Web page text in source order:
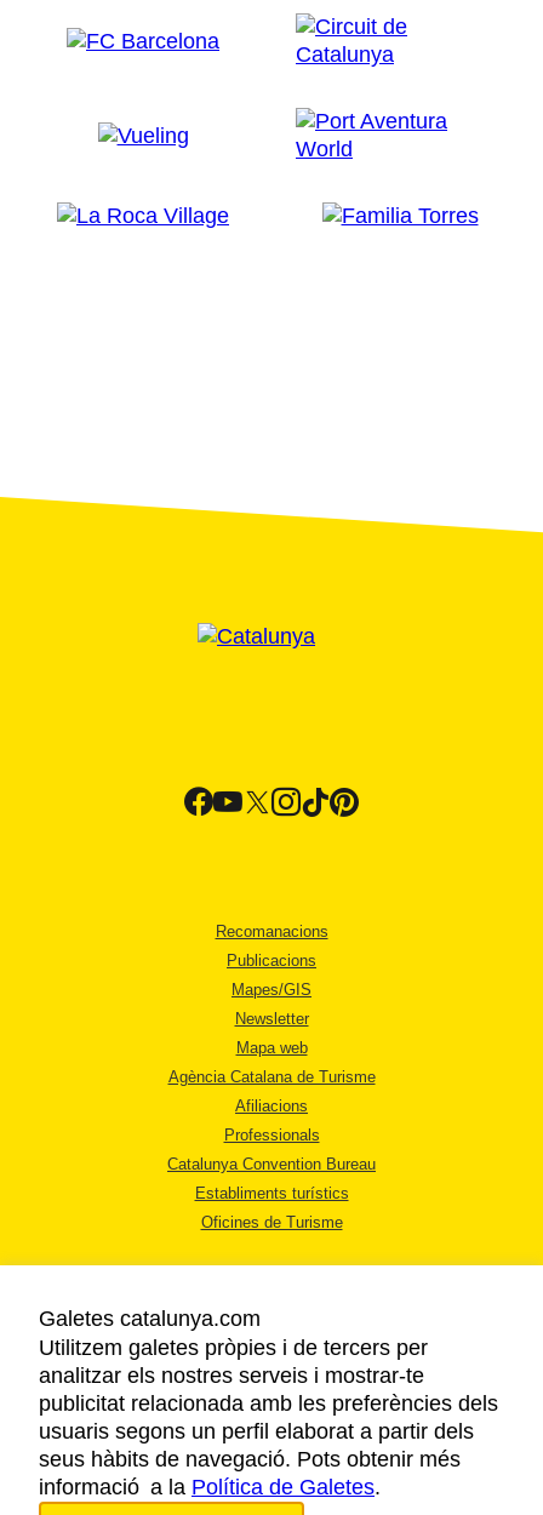
Recomanacions
Publicacions
Mapes/GIS
Newsletter
Mapa web
Agència Catalana de Turisme
Afiliacions
Professionals
Catalunya Convention Bureau
Establiments turístics
Oficines de Turisme
AVÍS LEGAL
POLÍTICA DE PRIVACITAT
COOKIES
ACCESSIBILITAT
Galetes catalunya.com
Utilitzem galetes pròpies i de tercers per
analitzar els nostres serveis i mostrar-te
publicitat relacionada amb les preferències dels
usuaris segons un perfil elaborat a partir dels
seus hàbits de navegació. Pots obtenir més
informació a la Política de Galetes.